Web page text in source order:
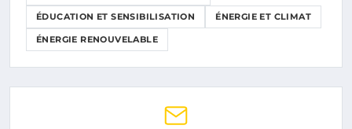
ÉDUCATION ET SENSIBILISATION ÉNERGIE ET CLIMAT
ÉNERGIE RENOUVELABLE